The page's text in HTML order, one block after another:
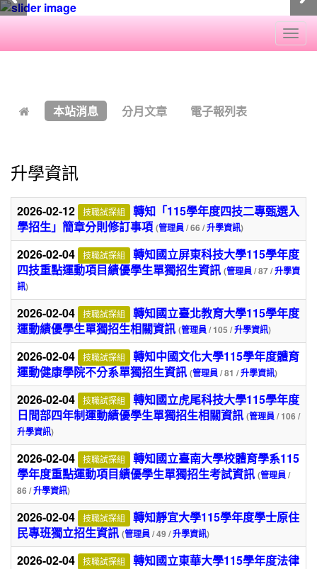
本站消息 分月文章 電子報列表
升學資訊
2026-02-12 技職試探組
轉知「115學年度四技二專甄選入
學招生」簡章分則修訂事項 (管理員/ 66 /升學資訊)
2026-02-04 技職試探組
轉知國立屏東科技大學115學年度
四技重點運動項目績優學生單獨招生資訊 (管理員/ 87 /升學資
訊)
2026-02-04 技職試探組
轉知國立臺北教育大學115學年度
運動績優學生單獨招生相關資訊 (管理員/ 105 /升學資訊)
2026-02-04 技職試探組
轉知中國文化大學115學年度體育
運動健康學院不分系單獨招生資訊 (管理員/ 81 /升學資訊)
2026-02-04 技職試探組
轉知國立虎尾科技大學115學年度
日間部四年制運動績優學生單獨招生相關資訊 (管理員/ 106 /
升學資訊)
2026-02-04 技職試探組
轉知國立臺南大學校體育學系115
學年度重點運動項目績優學生單獨招生考試資訊 (管理員/
86 /升學資訊)
2026-02-04 技職試探組
轉知靜宜大學115學年度學士原住
民專班獨立招生資訊 (管理員/ 49 /升學資訊)
2026-02-04 技職試探組
轉知國立東華大學115學年度法律